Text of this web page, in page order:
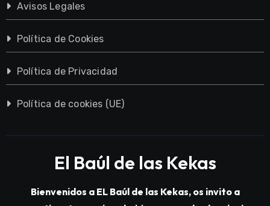
Avisos Legales
Política de Cookies
Política de Privacidad
Política de cookies (UE)
El Baúl de las Kekas
Bienvenidos a EL Baúl de las Kekas, os invito a